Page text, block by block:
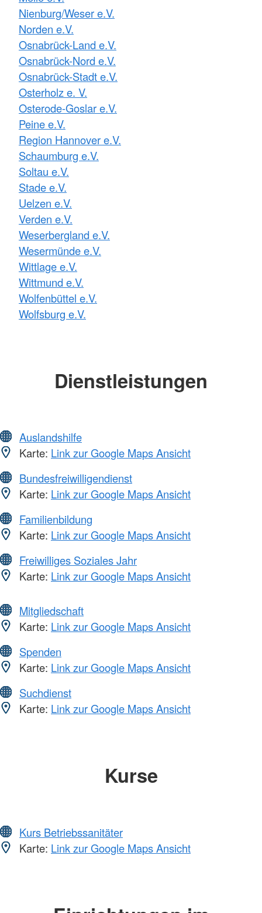
Nienburg/Weser e.V.
Norden e.V.
Osnabrück-Land e.V.
Osnabrück-Nord e.V.
Osnabrück-Stadt e.V.
Osterholz e. V.
Osterode-Goslar e.V.
Peine e.V.
Region Hannover e.V.
Schaumburg e.V.
Soltau e.V.
Stade e.V.
Uelzen e.V.
Verden e.V.
Weserbergland e.V.
Wesermünde e.V.
Wittlage e.V.
Wittmund e.V.
Wolfenbüttel e.V.
Wolfsburg e.V.
Dienstleistungen
Auslandshilfe
Karte: Link zur Google Maps Ansicht
Bundesfreiwilligendienst
Karte: Link zur Google Maps Ansicht
Familienbildung
Karte: Link zur Google Maps Ansicht
Freiwilliges Soziales Jahr
Karte: Link zur Google Maps Ansicht
Mitgliedschaft
Karte: Link zur Google Maps Ansicht
Spenden
Karte: Link zur Google Maps Ansicht
Suchdienst
Karte: Link zur Google Maps Ansicht
Kurse
Kurs Betriebssanitäter
Karte: Link zur Google Maps Ansicht